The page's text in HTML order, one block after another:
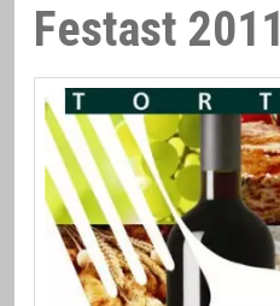
Festast 2011